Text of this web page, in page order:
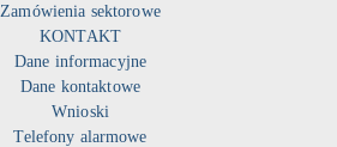
Zamówienia sektorowe
KONTAKT
Dane informacyjne
Dane kontaktowe
Wnioski
Telefony alarmowe